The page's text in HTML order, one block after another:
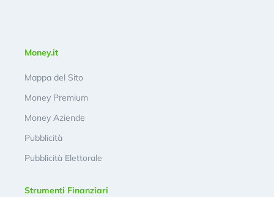
Money.it
Mappa del Sito
Money Premium
Money Aziende
Pubblicità
Pubblicità Elettorale
Strumenti Finanziari